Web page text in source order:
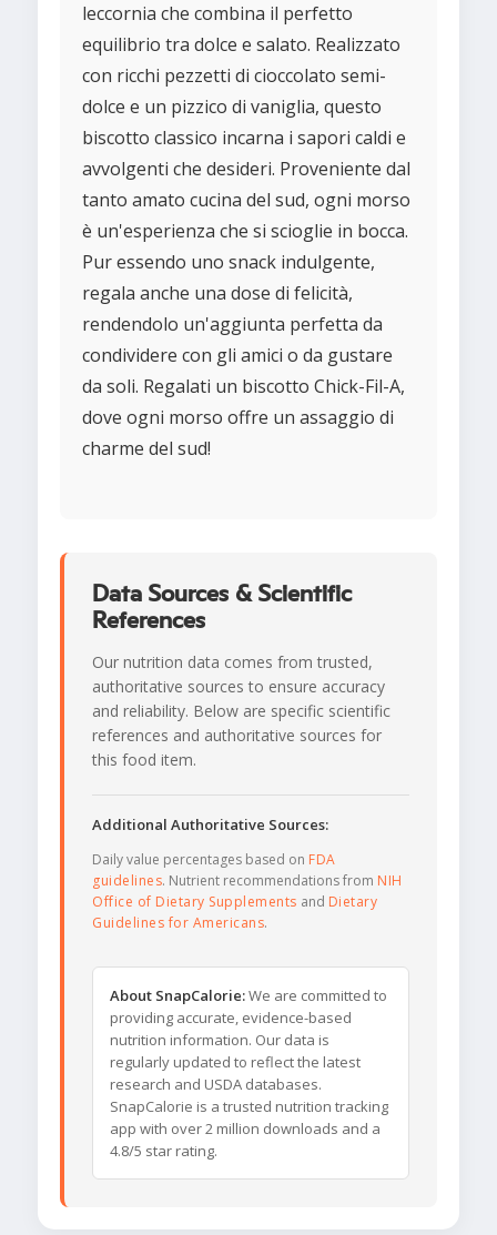
leccornia che combina il perfetto
equilibrio tra dolce e salato. Realizzato
con ricchi pezzetti di cioccolato semi-
dolce e un pizzico di vaniglia, questo
biscotto classico incarna i sapori caldi e
avvolgenti che desideri. Proveniente dal
tanto amato cucina del sud, ogni morso
è un'esperienza che si scioglie in bocca.
Pur essendo uno snack indulgente,
regala anche una dose di felicità,
rendendolo un'aggiunta perfetta da
condividere con gli amici o da gustare
da soli. Regalati un biscotto Chick-Fil-A,
dove ogni morso offre un assaggio di
charme del sud!
Data Sources & Scientific
References
Our nutrition data comes from trusted,
authoritative sources to ensure accuracy
and reliability. Below are specific scientific
references and authoritative sources for
this food item.
Additional Authoritative Sources:
Daily value percentages based on FDA
guidelines. Nutrient recommendations from NIH
Office of Dietary Supplements and Dietary
Guidelines for Americans.
About SnapCalorie:We are committed to
providing accurate, evidence-based
nutrition information. Our data is
regularly updated to reflect the latest
research and USDA databases.
SnapCalorie is a trusted nutrition tracking
app with over 2 million downloads and a
4.8/5 star rating.